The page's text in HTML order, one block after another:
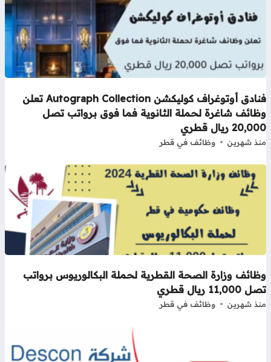
فنادق أوتوغراف كوليكشن Autograph Collection تعلن
شاغرة لحملة الثانوية فما فوق برواتب تصل
ريال قطري
شهرين وظائف في قطر
وزارة الصحة القطرية لحملة البكالوريوس برواتب
ريال قطري
شهرين وظائف في قطر